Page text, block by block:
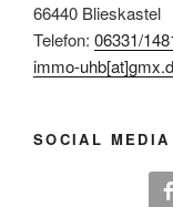
66440 Blieskastel
Telefon: 06331/
immo-
SOCIAL MEDIA